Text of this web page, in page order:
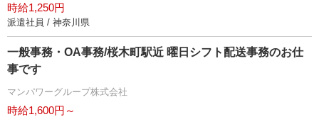
時給1,250円
派遣社員 / 神奈川県
一般事務・OA事務/桜木町駅近 曜日シフト配送事務のお仕
事です
マンパワーグループ株式会社
時給1,600円～